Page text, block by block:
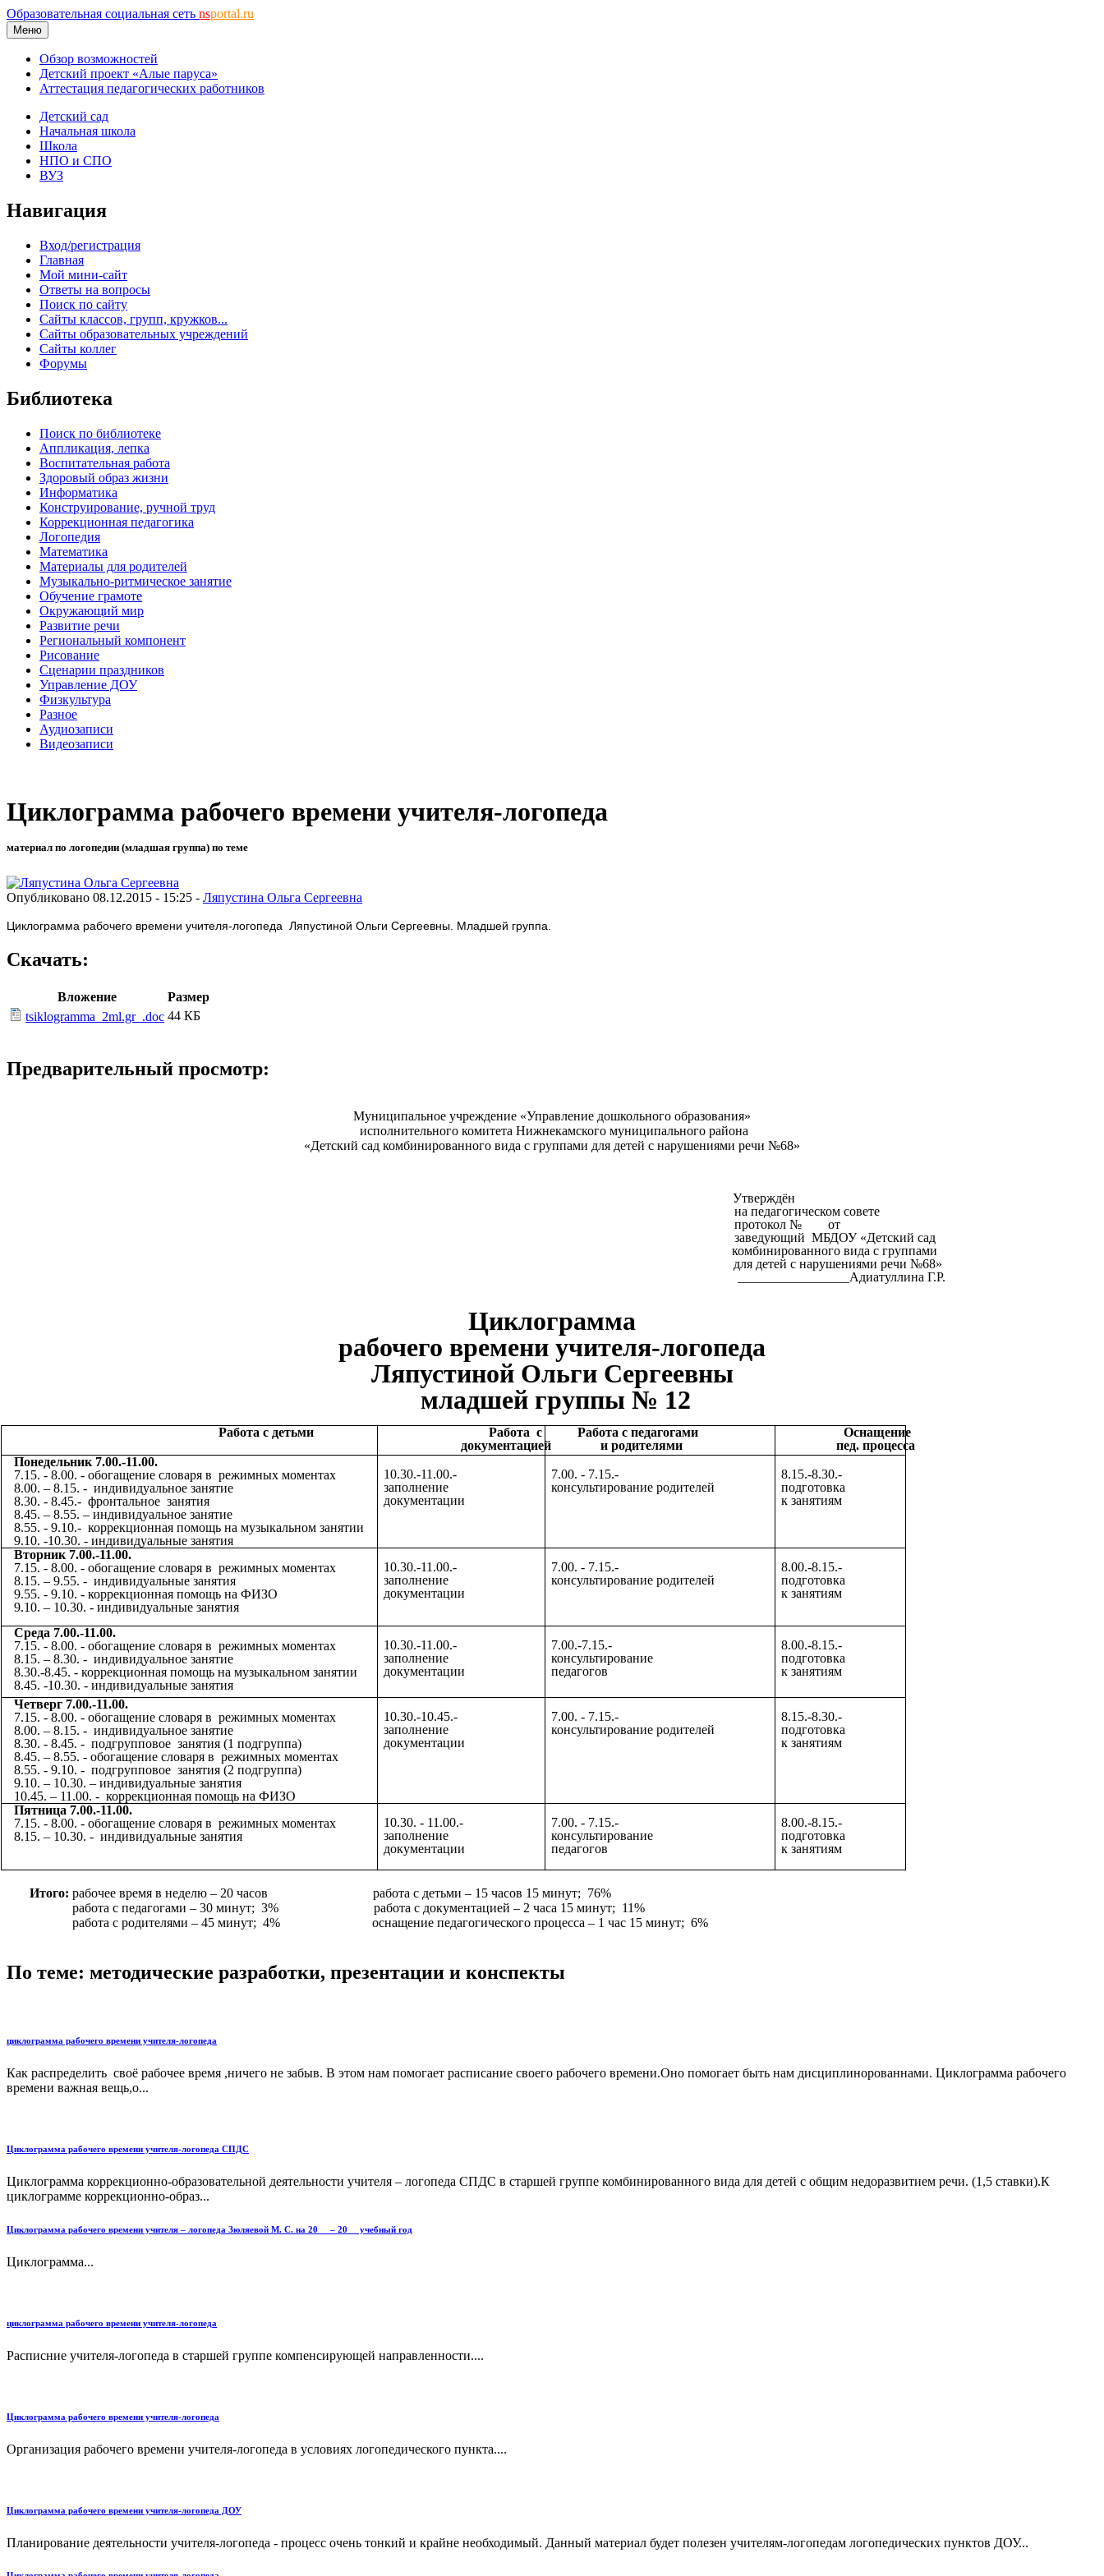
Образовательная социальная сеть nsportal.ru
Меню
Обзор возможностей
Детский проект «Алые паруса»
Аттестация педагогических работников
Детский сад
Начальная школа
Школа
НПО и СПО
ВУЗ
Навигация
Вход/регистрация
Главная
Мой мини-сайт
Ответы на вопросы
Поиск по сайту
Сайты классов, групп, кружков...
Сайты образовательных учреждений
Сайты коллег
Форумы
Библиотека
Поиск по библиотеке
Аппликация, лепка
Воспитательная работа
Здоровый образ жизни
Информатика
Конструирование, ручной труд
Коррекционная педагогика
Логопедия
Математика
Материалы для родителей
Музыкально-ритмическое занятие
Обучение грамоте
Окружающий мир
Развитие речи
Региональный компонент
Рисование
Сценарии праздников
Управление ДОУ
Физкультура
Разное
Аудиозаписи
Видеозаписи
Циклограмма рабочего времени учителя-логопеда
материал по логопедии (младшая группа) по теме
Опубликовано 08.12.2015 - 15:25 - Ляпустина Ольга Сергеевна
Циклограмма рабочего времени учителя-логопеда Ляпустиной Ольги Сергеевны. Младшей группа.
Скачать:
Вложение
Размер
tsiklogramma_2ml.gr_.doc 44 КБ
Предварительный просмотр:
Муниципальное учреждение «Управление дошкольного образования»
исполнительного комитета Нижнекамского муниципального района
«Детский сад комбинированного вида с группами для детей с нарушениями речи №68»
Утверждён
на педагогическом совете
протокол № от
заведующий МБДОУ «Детский сад
комбинированного вида с группами
для детей с нарушениями речи №68»
_________________Адиатуллина Г.Р.
Циклограмма
рабочего времени учителя-логопеда
Ляпустиной Ольги Сергеевны
младшей группы № 12
Работа с детьми
Работа с
документацией
Работа с педагогами
и родителями
Оснащение
пед. процесса
Понедельник 7.00.-11.00.
7.15. - 8.00. - обогащение словаря в режимных моментах
8.00. – 8.15. - индивидуальное занятие
8.30. - 8.45.- фронтальное занятия
8.45. – 8.55. – индивидуальное занятие
8.55. - 9.10.- коррекционная помощь на музыкальном занятии
9.10. -10.30. - индивидуальные занятия
10.30.-11.00.-
заполнение
документации
7.00. - 7.15.-
консультирование родителей
8.15.-8.30.-
подготовка
к занятиям
Вторник 7.00.-11.00.
7.15. - 8.00. - обогащение словаря в режимных моментах
8.15. – 9.55. - индивидуальные занятия
9.55. - 9.10. - коррекционная помощь на ФИЗО
9.10. – 10.30. - индивидуальные занятия
10.30.-11.00.-
заполнение
документации
7.00. - 7.15.-
консультирование родителей
8.00.-8.15.-
подготовка
к занятиям
Среда 7.00.-11.00.
7.15. - 8.00. - обогащение словаря в режимных моментах
8.15. – 8.30. - индивидуальное занятие
8.30.-8.45. - коррекционная помощь на музыкальном занятии
8.45. -10.30. - индивидуальные занятия
10.30.-11.00.-
заполнение
документации
7.00.-7.15.-
консультирование
педагогов
8.00.-8.15.-
подготовка
к занятиям
Четверг 7.00.-11.00.
7.15. - 8.00. - обогащение словаря в режимных моментах
8.00. – 8.15. - индивидуальное занятие
8.30. - 8.45. - подгрупповое занятия (1 подгруппа)
8.45. – 8.55. - обогащение словаря в режимных моментах
8.55. - 9.10. - подгрупповое занятия (2 подгруппа)
9.10. – 10.30. – индивидуальные занятия
10.45. – 11.00. - коррекционная помощь на ФИЗО
10.30.-10.45.-
заполнение
документации
7.00. - 7.15.-
консультирование родителей
8.15.-8.30.-
подготовка
к занятиям
Пятница 7.00.-11.00.
7.15. - 8.00. - обогащение словаря в режимных моментах
8.15. – 10.30. - индивидуальные занятия
10.30. - 11.00.-
заполнение
документации
7.00. - 7.15.-
консультирование
педагогов
8.00.-8.15.-
подготовка
к занятиям
Итого: рабочее время в неделю – 20 часов работа с детьми – 15 часов 15 минут; 76%
работа с педагогами – 30 минут; 3% работа с документацией – 2 часа 15 минут; 11%
работа с родителями – 45 минут; 4% оснащение педагогического процесса – 1 час 15 минут; 6%
По теме: методические разработки, презентации и конспекты
циклограмма рабочего времени учителя-логопеда
Как распределить своё рабочее время ,ничего не забыв. В этом нам помогает расписание своего рабочего времени.Оно помогает быть нам дисциплинорованнами. Циклограмма рабочего
времени важная вещь,о...
Циклограмма рабочего времени учителя-логопеда СПДС
Циклограмма коррекционно-образовательной деятельности учителя – логопеда СПДС в старшей группе комбинированного вида для детей с общим недоразвитием речи. (1,5 ставки).К
циклограмме коррекционно-образ...
Циклограмма рабочего времени учителя – логопеда Зюляевой М. С. на 20__ – 20__ учебный год
Циклограмма...
циклограмма рабочего времени учителя-логопеда
Расписние учителя-логопеда в старшей группе компенсирующей направленности....
Циклограмма рабочего времени учителя-логопеда
Организация рабочего времени учителя-логопеда в условиях логопедического пункта....
Циклограмма рабочего времени учителя-логопеда ДОУ
Планирование деятельности учителя-логопеда - процесс очень тонкий и крайне необходимый. Данный материал будет полезен учителям-логопедам логопедических пунктов ДОУ...